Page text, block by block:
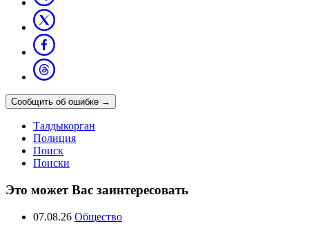
Сообщить об ошибке →
Талдыкорган
Полиция
Поиск
Поиски
Это может Вас заинтересовать
07.08.26 Общество